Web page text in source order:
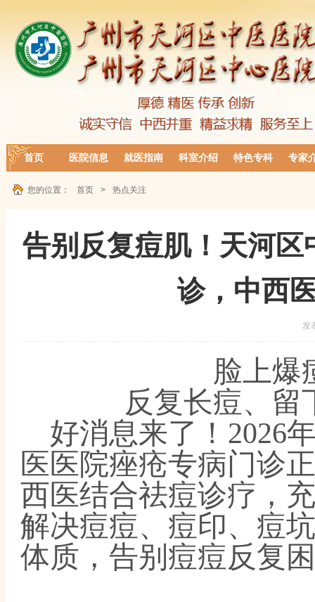
首页 医院信息 就医指南 科室介绍 特色专科 专家
您的位置： 首页 > 热点关注
告别反复痘肌！天河
诊，中西
发
脸上爆
反复长痘、留
好消息来了！ 2026
医医院痤疮专病门诊
西医结合祛痘诊疗，
解决痘痘、痘印、痘
体质，告别痘痘反复